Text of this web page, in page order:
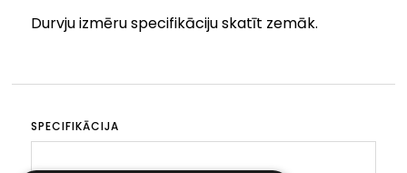
Durvju izmēru specifikāciju skatīt zemāk.
SPECIFIKĀCIJA